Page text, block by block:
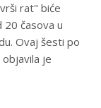
rat" biće
časova u
Ovaj šesti po
je